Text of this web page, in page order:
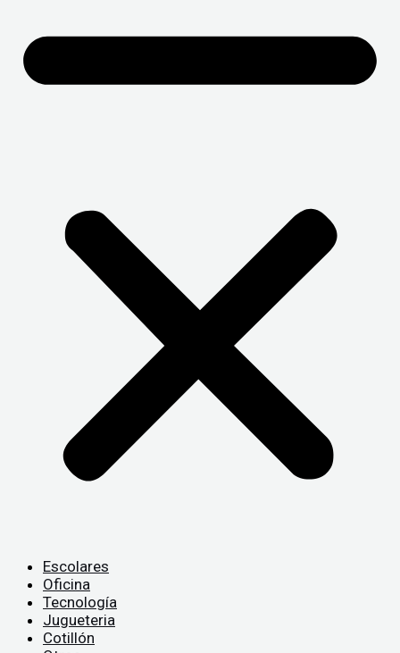
Escolares
Oficina
Tecnología
Jugueteria
Cotillón